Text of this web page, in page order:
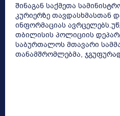
შინაგან საქმეთა
კურიერზე თავდასხმასთან
ინფორმაციას
თბილისის პოლიციის
საბურთალოს მთავარი
თანამშრომლებმა,